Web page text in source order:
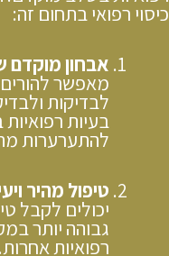
כיסוי רפואי בתחום זה:
אבחון מוקדם
מאפשר
לבדיקות
בעיות רפואיות
להתערערות
טיפול מהיר
יכולים לקבל
גבוהה יותר
רפואיות אחרות.